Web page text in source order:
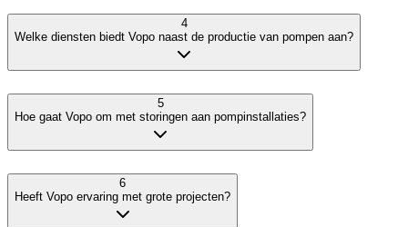
4
Welke diensten biedt Vopo naast de productie van pompen aan?
5
Hoe gaat Vopo om met storingen aan pompinstallaties?
6
Heeft Vopo ervaring met grote projecten?